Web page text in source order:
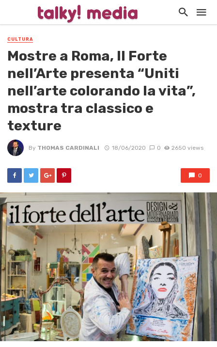
CULTURA
Mostre a Roma, Il Forte
nell’Arte presenta “Uniti
nell’arte colorando la vita”,
mostra tra classico e
texture
By THOMAS CARDINALI 18/06/2020 0 2650 views
0